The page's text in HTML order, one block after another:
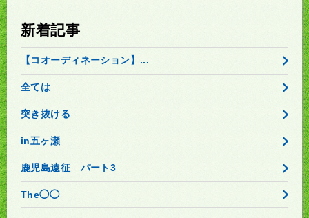
新着記事
【コオーディネーション】...
全ては
突き抜ける
in五ヶ瀬
鹿児島遠征 パート3
The◯◯